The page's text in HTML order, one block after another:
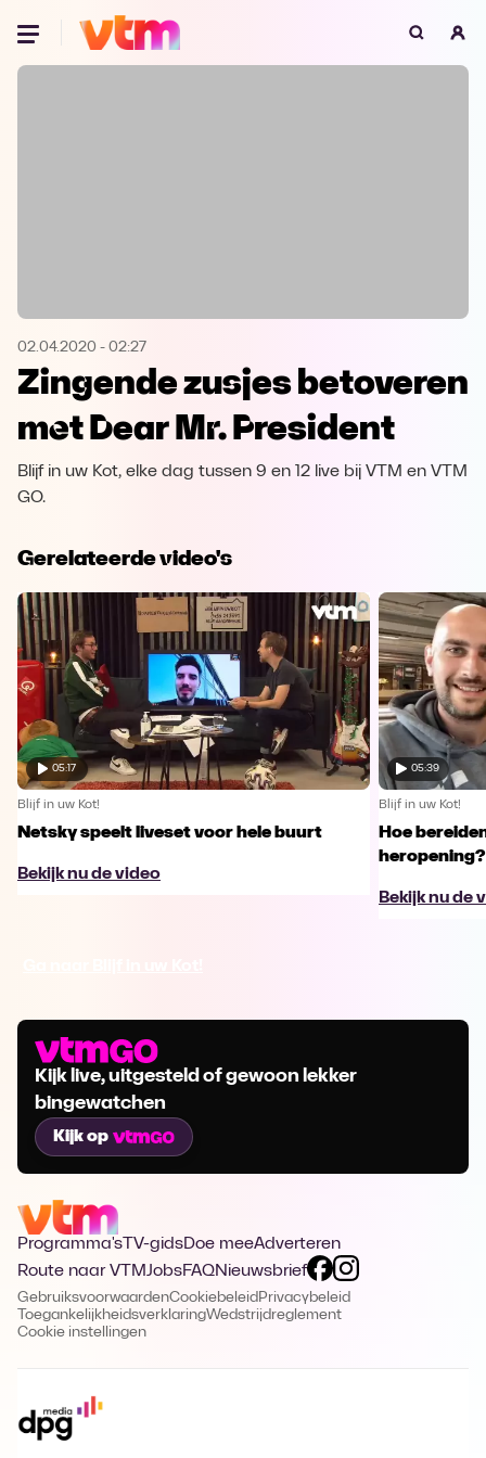
Oeps, browser niet ondersteund
Microsoft Edge Download
Opera Download
02.04.2020 - 02:27
Zingende zusjes betoveren
met Dear Mr. President
Blijf in uw Kot, elke dag tussen 9 en 12 live bij VTM en VTM
GO.
Gerelateerde video's
05:17
Blijf in uw Kot!
Netsky speelt liveset voor hele buurt
Bekijk nu de video
05:39
Blijf in uw Kot!
Hoe
heropening?
Bekijk nu de
Kijk live, uitgesteld of gewoon lekker
bingewatchen
Kijk op
Programma's TV-gidsDoe meeAdverteren
Route naar VTMJobsFAQNieuwsbrief
GebruiksvoorwaardenCookiebeleid Privacybeleid
ToegankelijkheidsverklaringWedstrijdreglement
Cookie instellingen